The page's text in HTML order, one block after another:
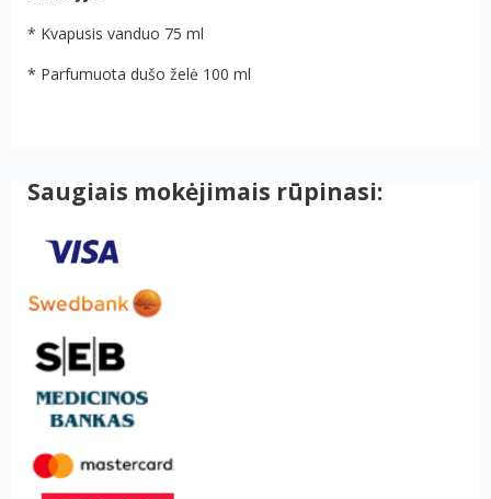
* Kvapusis vanduo 75 ml
* Parfumuota dušo želė 100 ml
Saugiais mokėjimais rūpinasi: